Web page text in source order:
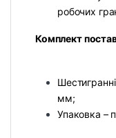
робочих
Комплект
мм;
Упаковка –